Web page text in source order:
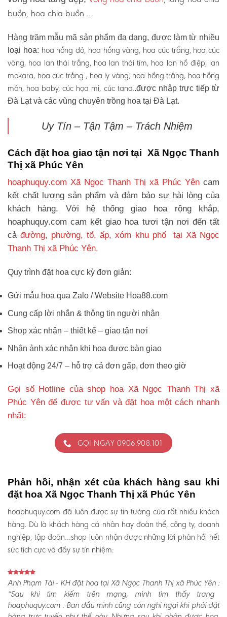
buồn, hoa chia buồn …
Hàng trăm mẫu mã sản phẩm đa dạng, được làm từ nhiều
loại hoa: hoa hồng đỏ, hoa hồng vàng, hoa cúc trắng, hoa cúc
vàng, hoa lan thái trắng, hoa lan thái tím, hoa lan hồ điệp, lan
mokara, hoa cúc trắng , hoa ly vàng, hoa hồng trắng, hoa hồng
môn, hoa baby, cúc họa mi, cúc tana..được nhập trực tiếp từ
Đà Lạt và các vùng chuyên trồng hoa tại Đà Lạt.
Uy Tín – Tận Tậm – Trách Nhiệm
Cách đặt hoa giao tận nơi tại Xã Ngọc Thanh
Thị xã Phúc Yên
hoaphuquy.com Xã Ngọc Thanh Thị xã Phúc Yên cam
kết chất lượng sản phẩm và đảm bảo sự hài lòng của
khách hàng. Với hệ thống giao hoa rộng khắp,
hoaphuquy.com cam kết giao hoa tươi tận nơi đến tất
cảđường, phường, tổ, ấp, xóm khu phố tại Xã Ngọc
Thanh Thị xã Phúc Yên.
Quy trình đặt hoa cực kỳ đơn giản:
Gửi mẫu hoa qua Zalo / Website Hoa88.com
Cung cấp lời nhắn & thông tin người nhận
Shop xác nhận – thiết kế – giao tận nơi
Nhận ảnh xác nhận khi hoa được bàn giao
Hoạt động 24/7 – hỗ trợ cả đơn gấp, đơn theo giờ
Gọi số Hotline của shop hoa Xã Ngọc Thanh Thị xã
Phúc Yên để được tư vấn và đặt hoa một cách nhanh
nhất:
GỌI NGAY 0906.908.101
Phản hồi, nhận xét của khách hàng sau khi
đặt hoa Xã Ngọc Thanh Thị xã Phúc Yên
hoaphuquy.com đã luôn được sự tin tưởng của rất nhiều khách
hàng. Dù là khách hàng cá nhân hay đoàn thể, công ty, doanh
nghiệp, tập đoàn…shop luôn nhận được những lời phản hồi hết
sức tích cực và đầy sự tín nhiệm:
Anh Phạm Tài - KH đặt hoa tại Xã Ngọc Thanh Thị xã Phúc Yên :
“Sau khi tìm kiếm trên mạng, mình tìm thấy trang
hoaphuquy.com . Ban đầu mình cũng còn nghi ngại khi phải đặt